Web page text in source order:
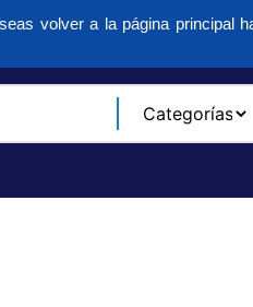
volver a la página principal